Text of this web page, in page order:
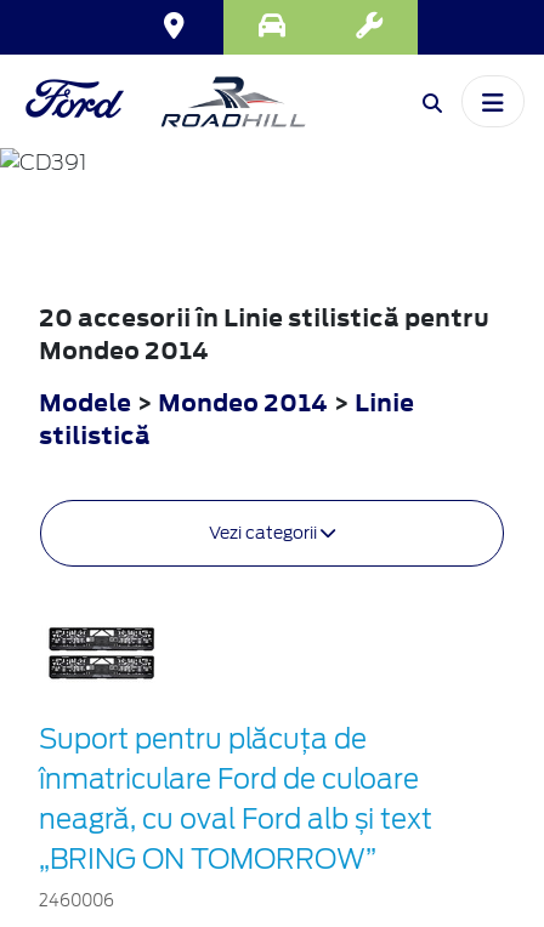
MONDEO
20 accesorii în Linie stilistică pentru
Mondeo 2014
Modele > Mondeo 2014 > Linie
stilistică
Vezi categorii
Suport pentru plăcuța de
înmatriculare Ford de culoare
neagră, cu oval Ford alb și text
„BRING ON TOMORROW”
2460006